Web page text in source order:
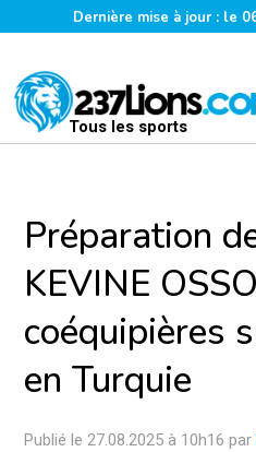
Dernière mise à jour : le
Tous les sports
Préparation
KEVINE
coéquipières
en Turquie
Publié le 27.08.2025 à 10h16 par